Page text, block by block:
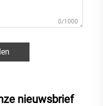
0/1000
nieuwsbrief